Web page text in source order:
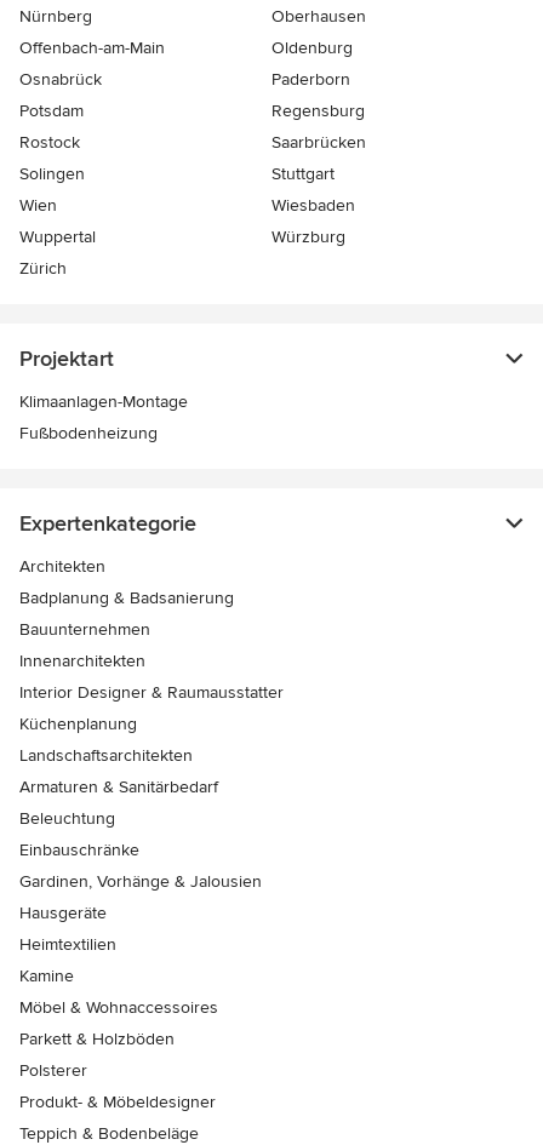
Nürnberg
Oberhausen
Offenbach-am-Main
Oldenburg
Osnabrück
Paderborn
Potsdam
Regensburg
Rostock
Saarbrücken
Solingen
Stuttgart
Wien
Wiesbaden
Wuppertal
Würzburg
Zürich
Projektart
Klimaanlagen-Montage
Fußbodenheizung
Expertenkategorie
Architekten
Badplanung & Badsanierung
Bauunternehmen
Innenarchitekten
Interior Designer & Raumausstatter
Küchenplanung
Landschaftsarchitekten
Armaturen & Sanitärbedarf
Beleuchtung
Einbauschränke
Gardinen, Vorhänge & Jalousien
Hausgeräte
Heimtextilien
Kamine
Möbel & Wohnaccessoires
Parkett & Holzböden
Polsterer
Produkt- & Möbeldesigner
Teppich & Bodenbeläge